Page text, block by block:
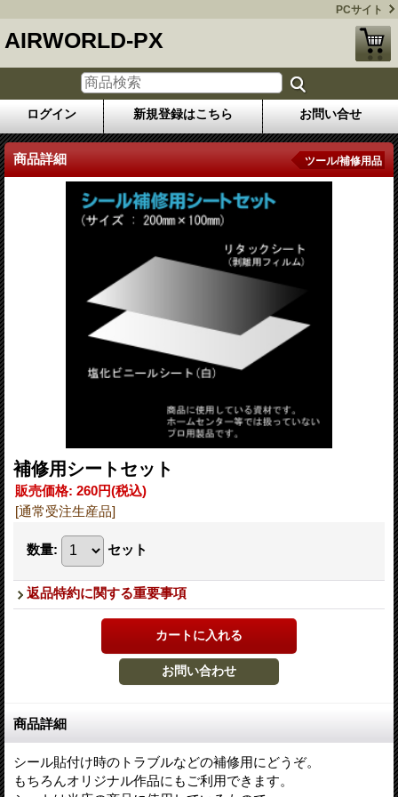
PCサイト
AIRWORLD-PX
ログイン 新規登録はこちら お問い合せ
商品詳細 ツール/補修用品
補修用シートセット
販売価格: 260円(税込)
[通常受注生産品]
数量: セット
返品特約に関する重要事項
商品詳細
シール貼付け時のトラブルなどの補修用にどうぞ。
もちろんオリジナル作品にもご利用できます。